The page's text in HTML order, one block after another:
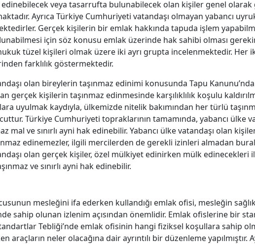
edinebilecek veya tasarrufta bulunabilecek olan kişiler genel
Ayrıca Türkiye Cumhuriyeti vatandaşı olmayan yabancı
Gerçek kişilerin bir emlak hakkında tapuda işlem
için söz konusu emlak üzerinde hak sahibi olması
tüzel kişileri olmak üzere iki ayrı grupta incelenmektedir. Her
farklılık göstermektedir.
olan bireylerin taşınmaz edinimi konusunda Tapu
gerçek kişilerin taşınmaz edinmesinde karşılıklılık koşulu
uyulmak kaydıyla, ülkemizde nitelik bakımından her türlü
Türkiye Cumhuriyeti topraklarının tamamında, yabancı ülke
mal ve sınırlı ayni hak edinebilir. Yabancı ülke vatandaşı olan
edinemezler, ilgili mercilerden de gerekli izinleri almadan
olan gerçek kişiler, özel mülkiyet edinirken mülk
ve sınırlı ayni hak edinebilir.
mesleğini ifa ederken kullandığı emlak ofisi, mesleğin
sahip olunan izlenim açısından önemlidir. Emlak ofislerine bir
Tebliği’nde emlak ofisinin hangi fiziksel koşullara sahip
araçların neler olacağına dair ayrıntılı bir düzenleme yapılmıştır.